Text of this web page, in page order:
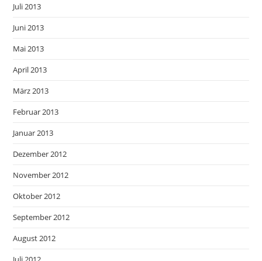
Juli 2013
Juni 2013
Mai 2013
April 2013
März 2013
Februar 2013
Januar 2013
Dezember 2012
November 2012
Oktober 2012
September 2012
August 2012